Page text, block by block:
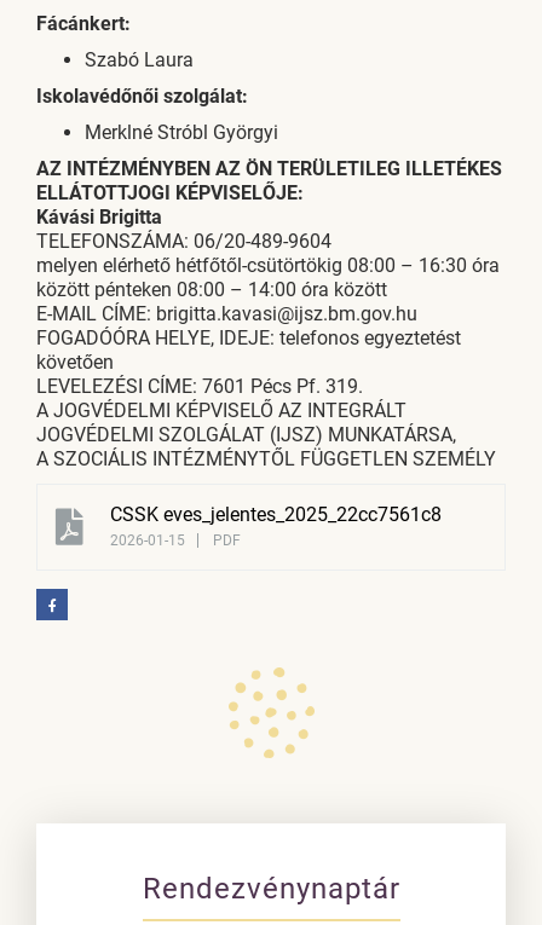
Fácánkert:
Szabó Laura
Iskolavédőnői szolgálat:
Merklné Stróbl Györgyi
AZ INTÉZMÉNYBEN AZ ÖN TERÜLETILEG ILLETÉKES
ELLÁTOTTJOGI KÉPVISELŐJE:
Kávási Brigitta
TELEFONSZÁMA: 06/20-489-9604
melyen elérhető hétfőtől-csütörtökig 08:00 – 16:30 óra
között pénteken 08:00 – 14:00 óra között
E-MAIL CÍME: brigitta.kavasi@ijsz.bm.gov.hu
FOGADÓÓRA HELYE, IDEJE: telefonos egyeztetést
követően
LEVELEZÉSI CÍME: 7601 Pécs Pf. 319.
A JOGVÉDELMI KÉPVISELŐ AZ INTEGRÁLT
JOGVÉDELMI SZOLGÁLAT (IJSZ) MUNKATÁRSA,
A SZOCIÁLIS INTÉZMÉNYTŐL FÜGGETLEN SZEMÉLY
CSSK eves_jelentes_2025_22cc7561c8
2026-01-15 PDF
Rendezvénynaptár